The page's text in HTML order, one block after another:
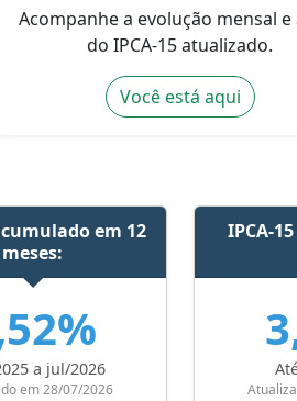
Acompanhe a evolução mensal e
do IPCA-15 atualizado.
Você está aqui
em 12
meses:
a jul/2026
em 28/07/2026
IPCA-